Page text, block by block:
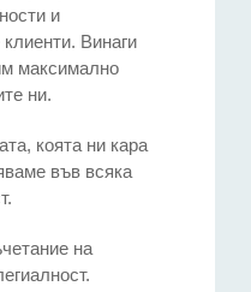
и
Винаги
максимално
ни.
коята ни кара
във всяка
на
Раковски“ 132А,